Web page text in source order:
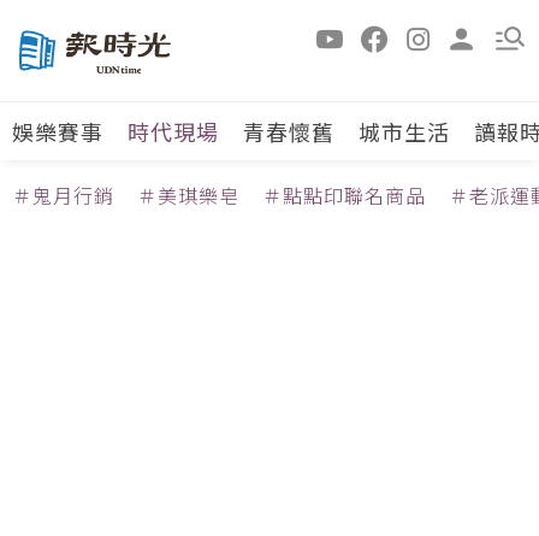
娛樂賽事 時代現場 青春懷舊 城市生活 讀報
＃鬼月行銷 ＃美琪樂皂 ＃點點印聯名商品 ＃老派運